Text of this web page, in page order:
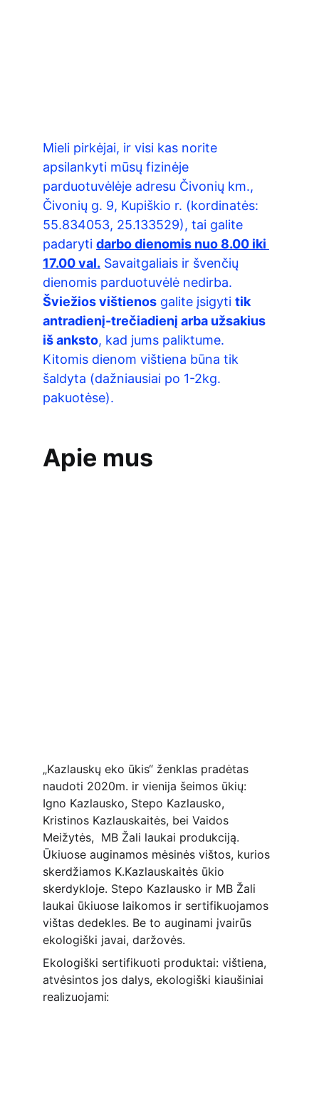
Mieli pirkėjai, ir visi kas norite
apsilankyti mūsų fizinėje
parduotuvėlėje adresu Čivonių km.,
Čivonių g. 9, Kupiškio r. (kordinatės:
55.834053, 25.133529), tai galite
padaryti darbo dienomis nuo 8.00 iki
17.00 val. Savaitgaliais ir švenčių
dienomis parduotuvėlė nedirba.
Šviežios vištienos galite įsigyti tik
antradienį-trečiadienį arba užsakius
iš anksto, kad jums paliktume.
Kitomis dienom vištiena būna tik
šaldyta (dažniausiai po 1-2kg.
pakuotėse).
Apie mus
„Kazlauskų eko ūkis“ ženklas pradėtas
naudoti 2020m. ir vienija šeimos ūkių:
Igno Kazlausko, Stepo Kazlausko,
Kristinos Kazlauskaitės, bei Vaidos
Meižytės,  MB Žali laukai produkciją.
Ūkiuose auginamos mėsinės vištos, kurios
skerdžiamos K.Kazlauskaitės ūkio
skerdykloje. Stepo Kazlausko ir MB Žali
laukai ūkiuose laikomos ir sertifikuojamos
vištas dedekles. Be to auginami įvairūs
ekologiški javai, daržovės.
Ekologiški sertifikuoti produktai: vištiena,
atvėsintos jos dalys, ekologiški kiaušiniai
realizuojami: